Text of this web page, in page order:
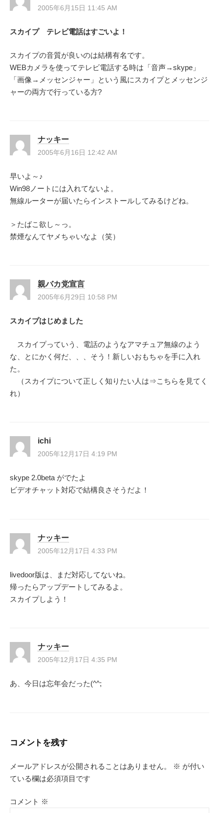
2005年6月15日 11:45 AM
スカイプ テレビ電話はすごいよ！
スカイプの音質が良いのは結構有名です。
WEBカメラを使ってテレビ電話する時は「音声→skype」
「画像→メッセンジャー」という風にスカイプとメッセンジ
ャーの両方で行っている方?
ナッキー
2005年6月16日 12:42 AM
早いよ～♪
Win98ノートには入れてないよ。
無線ルーターが届いたらインストールしてみるけどね。
＞たばこ欲し～っ。
禁煙なんてヤメちゃいなよ（笑）
親バカ党宣言
2005年6月29日 10:58 PM
スカイプはじめました
スカイプっていう、電話のようなアマチュア無線のよう
な、とにかく何だ、、、そう！新しいおもちゃを手に入れ
た。
（スカイプについて正しく知りたい人は⇒こちらを見てく
れ）
ichi
2005年12月17日 4:19 PM
skype 2.0beta がでたよ
ビデオチャット対応で結構良さそうだよ！
ナッキー
2005年12月17日 4:33 PM
livedoor版は、まだ対応してないね。
帰ったらアップデートしてみるよ。
スカイプしよう！
ナッキー
2005年12月17日 4:35 PM
あ、今日は忘年会だった(^^;
コメントを残す
メールアドレスが公開されることはありません。 ※ が付い
ている欄は必須項目です
コメント ※